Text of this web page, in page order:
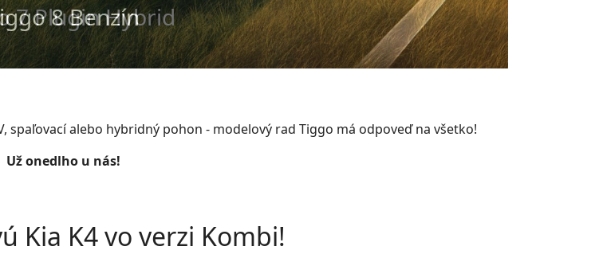
8 Benzín
8 Plugin Hybrid
spaľovací alebo hybridný pohon - modelový rad Tiggo má odpoveď na všetko!
Už onedlho u nás!
Kia K4 vo verzi Kombi!